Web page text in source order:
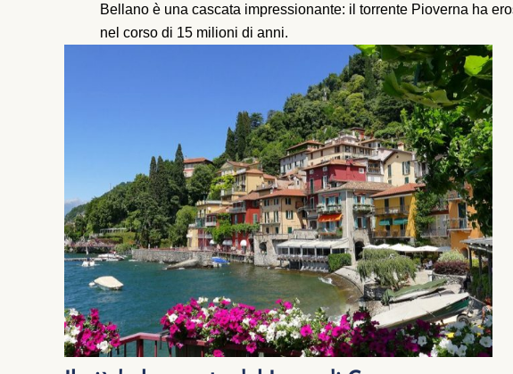
Bellano è una cascata impressionante: il torrente Pioverna ha
nel corso di 15 milioni di anni.